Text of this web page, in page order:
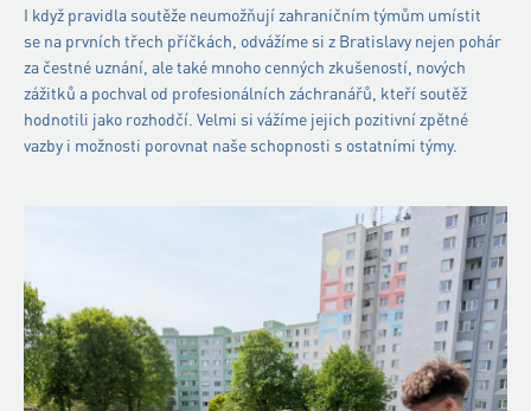
I když pravidla soutěže neumožňují zahraničním týmům umístit
se na prvních třech příčkách, odvážíme si z Bratislavy nejen pohár
za čestné uznání, ale také mnoho cenných zkušeností, nových
zážitků a pochval od profesionálních záchranářů, kteří soutěž
hodnotili jako rozhodčí. Velmi si vážíme jejich pozitivní zpětné
vazby i možnosti porovnat naše schopnosti s ostatními týmy.